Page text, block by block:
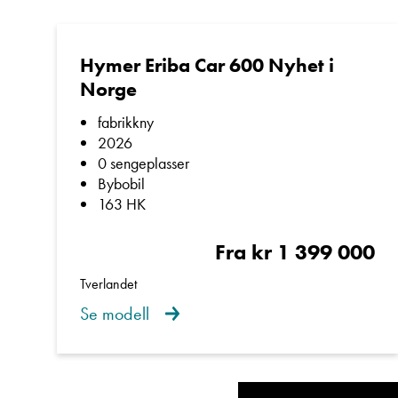
Kroken Bodø er en
Bodø, Ålesund,
campingvogna til
kunder til gode. Det
service når du
Vi er NCB-autorisert
Carado og Polar, og
Hymer Eriba Car 600 Nyhet i
Norge
fabrikkny
2026
0 sengeplasser
Bybobil
163 HK
Fra kr 1 399 000
Tverlandet
Se modell